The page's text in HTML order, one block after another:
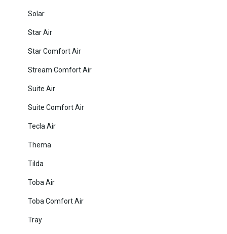
Solar
Star Air
Star Comfort Air
Stream Comfort Air
Suite Air
Suite Comfort Air
Tecla Air
Thema
Tilda
Toba Air
Toba Comfort Air
Tray